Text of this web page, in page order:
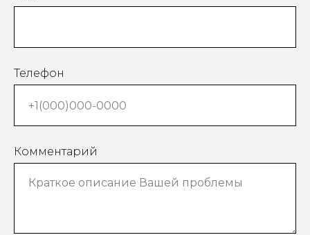
Телефон
Комментарий